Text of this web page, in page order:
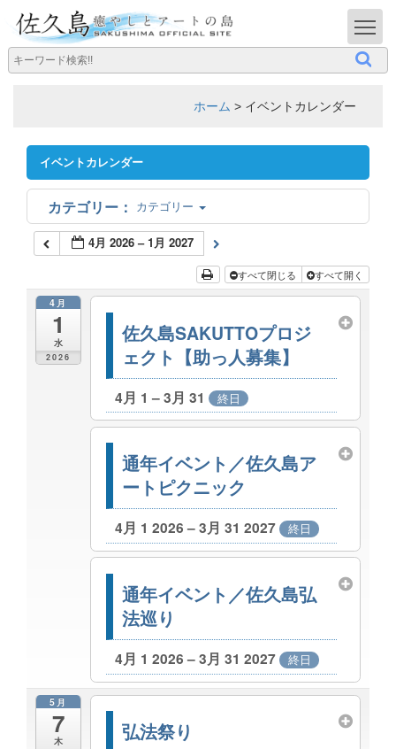
ホーム > イベントカレンダー
イベントカレンダー
カテゴリー
4月 2026 – 1月 2027
すべて閉じる すべて開く
4月
1
水
2026
佐久島SAKUTTOプロジ
ェクト【助っ人募集】
4月 1 – 3月 31 終日
通年イベント／佐久島ア
ートピクニック
4月 1 2026 – 3月 31 2027 終日
通年イベント／佐久島弘
法巡り
4月 1 2026 – 3月 31 2027 終日
5月
7
木 弘法祭り